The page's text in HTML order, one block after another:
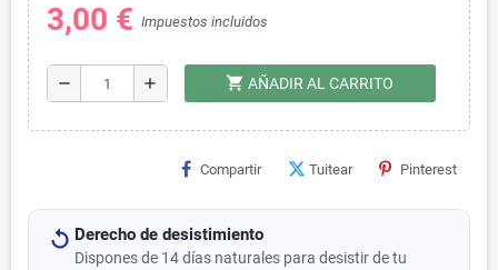
3,00 € Impuestos incluidos
remove add shopping_cart AÑADIR AL CARRITO
Compartir Tuitear Pinterest
Derecho de desistimiento
Dispones de 14 días naturales para desistir de tu